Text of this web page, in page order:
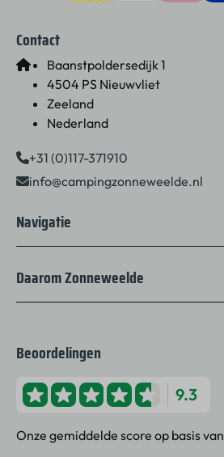
Contact
Baanstpoldersedijk 1
4504 PS Nieuwvliet
Zeeland
Nederland
+31 (0)117-371910
info@campingzonneweelde.nl
Navigatie
Daarom Zonneweelde
Beoordelingen
9.3
Onze gemiddelde score op basis van